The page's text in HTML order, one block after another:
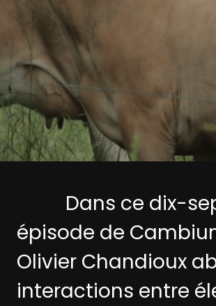
Dans ce dix-septième
épisode de
Olivier Chandioux
interactions entre